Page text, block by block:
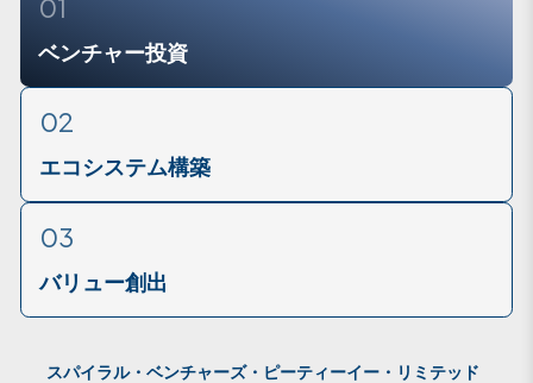
01
ベンチャー投資
02
エコシステム構築
03
バリュー創出
スパイラル・ベンチャーズ・ピーティーイー・リミテッド